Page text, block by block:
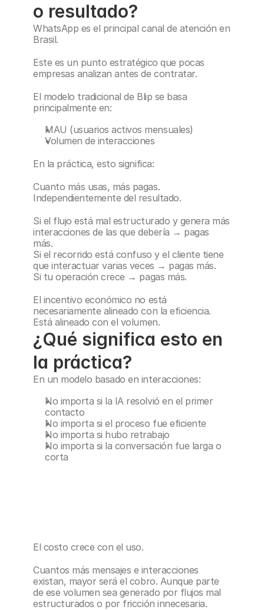
o resultado?
WhatsApp es el principal canal de atención en
Brasil.
Este es un punto estratégico que pocas
empresas analizan antes de contratar.
El modelo tradicional de Blip se basa
principalmente en:
MAU (usuarios activos mensuales)
Volumen de interacciones
En la práctica, esto significa:
Cuanto más usas, más pagas.
Independientemente del resultado.
Si el flujo está mal estructurado y genera más
interacciones de las que debería → pagas
más.
Si el recorrido está confuso y el cliente tiene
que interactuar varias veces → pagas más.
Si tu operación crece → pagas más.
El incentivo económico no está
necesariamente alineado con la eficiencia.
Está alineado con el volumen.
¿Qué significa esto en
la práctica?
En un modelo basado en interacciones:
No importa si la IA resolvió en el primer
contacto
No importa si el proceso fue eficiente
No importa si hubo retrabajo
No importa si la conversación fue larga o
corta
El costo crece con el uso.
Cuantos más mensajes e interacciones
existan, mayor será el cobro. Aunque parte
de ese volumen sea generado por flujos mal
estructurados o por fricción innecesaria.